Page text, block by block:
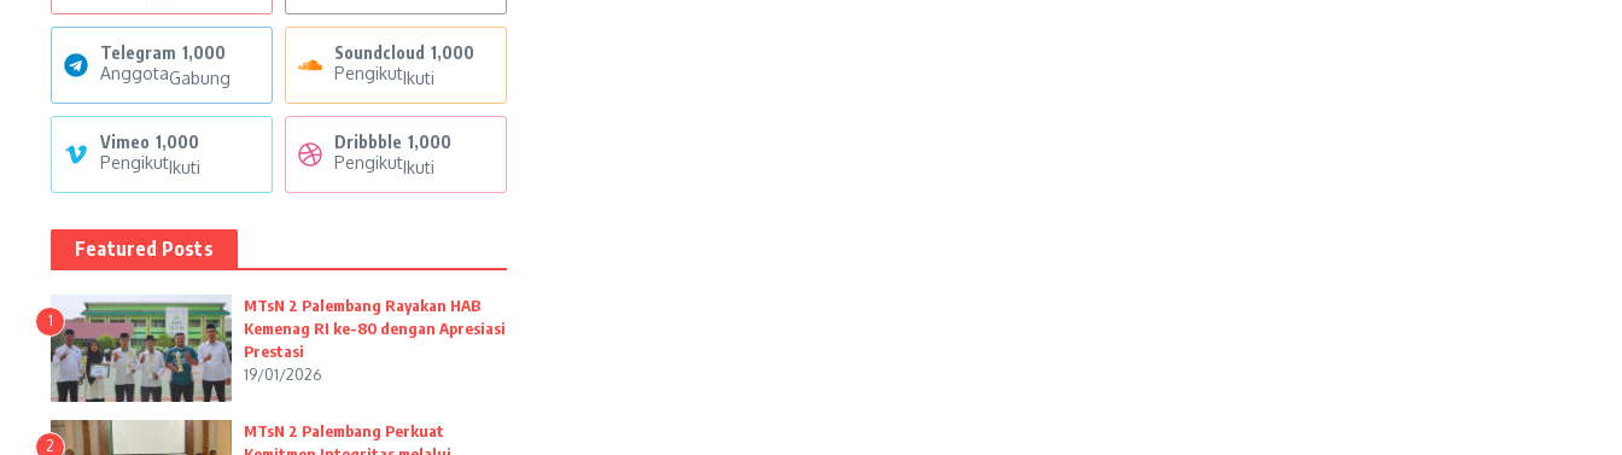
Telegram 1,000
AnggotaGabung
Soundcloud 1,000
PengikutIkuti
Vimeo 1,000
PengikutIkuti
Dribbble 1,000
PengikutIkuti
Featured Posts
1
MTsN 2 Palembang Rayakan HAB
Kemenag RI ke-80 dengan Apresiasi
Prestasi
19/01/2026
2
MTsN 2 Palembang Perkuat